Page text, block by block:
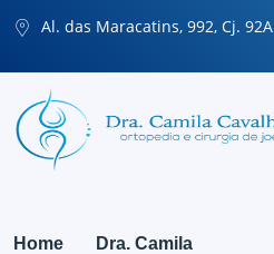
Al. das Maracatins, 992, Cj. 92A
Home Dra. Camila